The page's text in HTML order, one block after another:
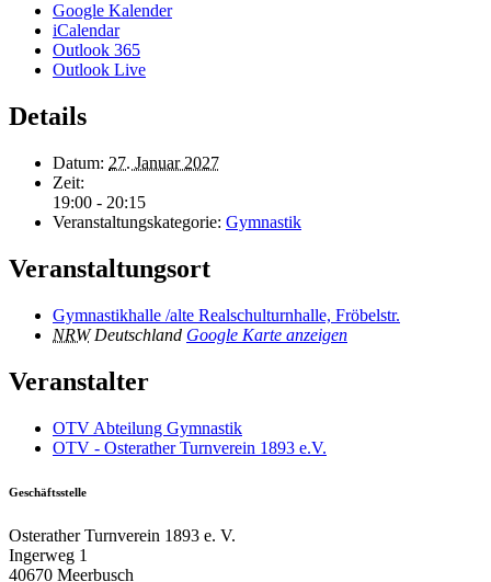
Google Kalender
iCalendar
Outlook 365
Outlook Live
Details
Datum: 27. Januar 2027
Zeit:
19:00 - 20:15
Veranstaltungskategorie: Gymnastik
Veranstaltungsort
Gymnastikhalle /alte Realschulturnhalle, Fröbelstr.
NRW Deutschland Google Karte anzeigen
Veranstalter
OTV Abteilung Gymnastik
OTV - Osterather Turnverein 1893 e.V.
Geschäftsstelle
Osterather Turnverein 1893 e. V.
Ingerweg 1
40670 Meerbusch